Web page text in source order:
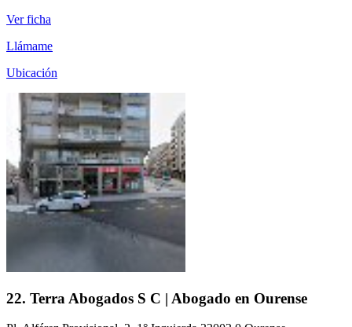
Ver ficha
Llámame
Ubicación
22. Terra Abogados S C | Abogado en Ourense